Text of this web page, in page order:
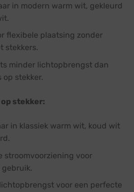
in modern warm wit, gekleurd
flexibele plaatsing zonder
stekkers.
minder lichtopbrengst dan
stekker.
stekker:
in klassiek warm wit, koud wit
stroomvoorziening voor
voor een perfecte